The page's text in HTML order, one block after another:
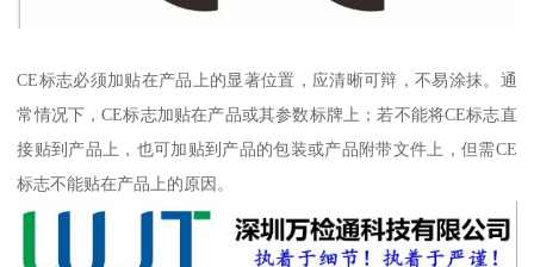
CE标志必须加贴在产品上的显著位置，应清晰可辩，不易涂抹。通
常情况下，CE标志加贴在产品或其参数标牌上；若不能将CE标志直
接贴到产品上，也可加贴到产品的包装或产品附带文件上，但需CE
标志不能贴在产品上的原因。